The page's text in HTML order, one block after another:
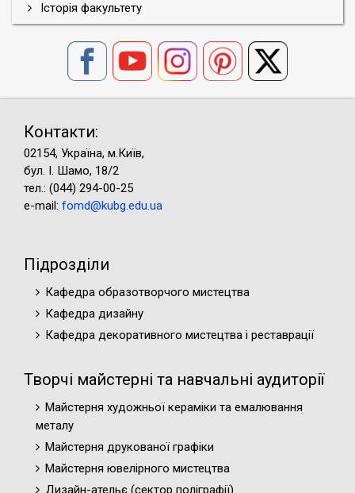
Історія факультету
Контакти:
02154, Україна, м.Київ,
бул. І. Шамо, 18/2
тел.: (044) 294-00-25
e-mail: fomd@kubg.edu.ua
Підрозділи
Кафедра образотворчого мистецтва
Кафедра дизайну
Кафедра декоративного мистецтва і реставрації
Творчі майстерні та навчальні аудиторії
Майстерня художньої кераміки та емалювання
металу
Майстерня друкованої графіки
Майстерня ювелірного мистецтва
Дизайн-ательє (cектор поліграфії)